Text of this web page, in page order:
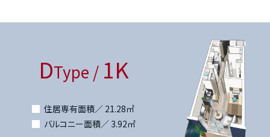
DType / 1K
住居専有面積／ 21.28㎡
バルコニー面積／ 3.92㎡